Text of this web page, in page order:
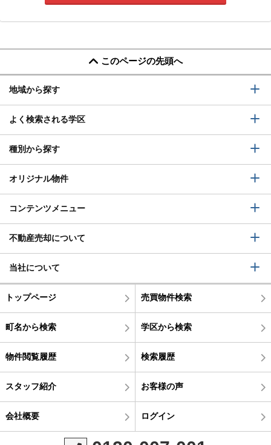
このページの先頭へ
地域から探す
よく検索される学区
種別から探す
オリジナル物件
コンテンツメニュー
不動産売却について
当社について
トップページ 売買物件検索
町名から検索 学区から検索
物件閲覧履歴 検索履歴
スタッフ紹介 お客様の声
会社概要 ログイン